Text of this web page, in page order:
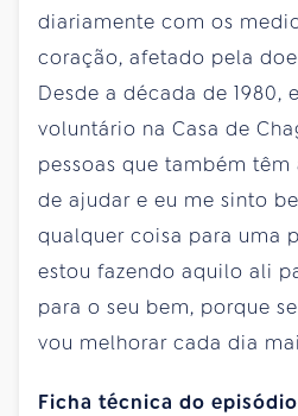
diariamente com os
coração, afetado pela
Desde a década de 1980,
voluntário na Casa de
pessoas que também têm
de ajudar e eu me sinto
qualquer coisa para uma
estou fazendo aquilo ali
para o seu bem, porque
vou melhorar cada dia
Ficha técnica do episódio